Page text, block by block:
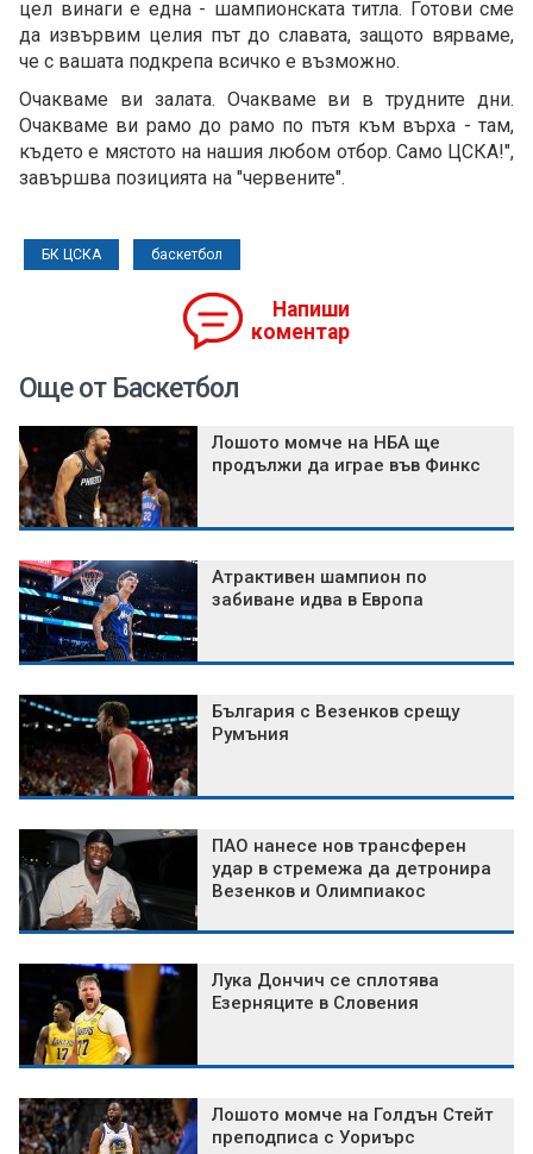
цел винаги е една - шампионската титла. Готови сме
да извървим целия път до славата, защото вярваме,
че с вашата подкрепа всичко е възможно.
Очакваме ви залата. Очакваме ви в трудните дни.
Очакваме ви рамо до рамо по пътя към върха - там,
където е мястото на нашия любом отбор. Само ЦСКА!",
завършва позицията на "червените".
БК ЦСКА баскетбол
Напиши
коментар
Още от Баскетбол
Лошото момче на НБА ще
продължи да играе във Финкс
Атрактивен шампион по
забиване идва в Европа
България с Везенков срещу
Румъния
ПАО нанесе нов трансферен
удар в стремежа да детронира
Везенков и Олимпиакос
Лука Дончич се сплотява
Езерняците в Словения
Лошото момче на Голдън Стейт
преподписа с Уориърс